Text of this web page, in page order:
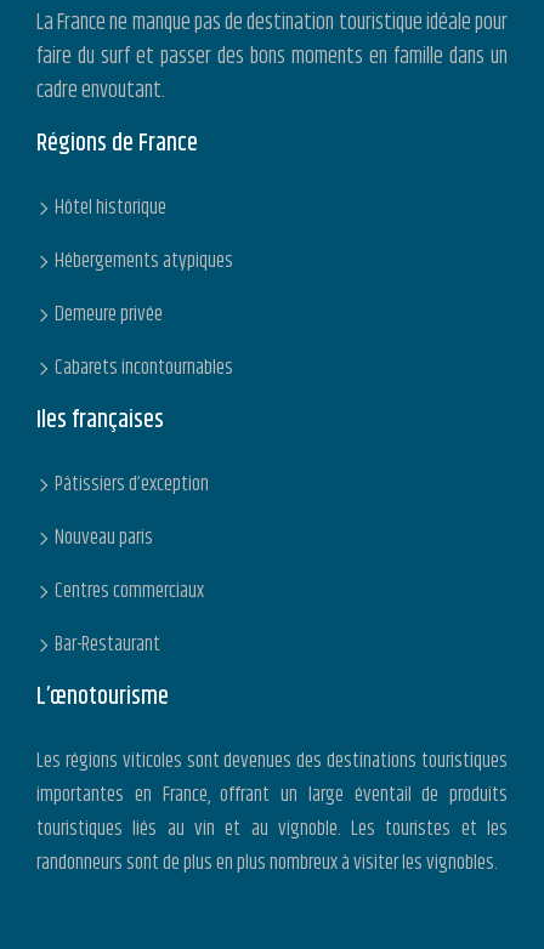
La France ne manque pas de destination touristique idéale pour
faire du surf et passer des bons moments en famille dans un
cadre envoutant.
Régions de France
Hôtel historique
Hébergements atypiques
Demeure privée
Cabarets incontournables
Iles françaises
Pâtissiers d’exception
Nouveau paris
Centres commerciaux
Bar-Restaurant
L’œnotourisme
Les régions viticoles sont devenues des destinations touristiques
importantes en France, offrant un large éventail de produits
touristiques liés au vin et au vignoble. Les touristes et les
randonneurs sont de plus en plus nombreux à visiter les vignobles.